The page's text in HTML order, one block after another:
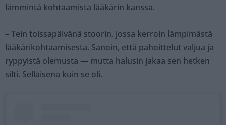
lämmintä kohtaamista lääkärin kanssa.
– Tein toissapäivänä stoorin, jossa kerroin lämpimästä
lääkärikohtaamisesta. Sanoin, että pahoittelut valjua ja
ryppyistä olemusta — mutta halusin jakaa sen hetken
silti. Sellaisena kuin se oli.